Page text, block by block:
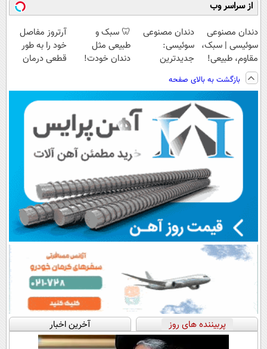
از سراسر وب
دندان مصنوعی
سوئیسی | سبک،
مقاوم، طبیعی!
ویزیت
رایگان+پرداخت
اقساطی😍
دندان مصنوعی
سوئیسی:
جدیدترین
سبک و مقاوم |
پرداخت قسطی
🦷 سبک و
طبیعی مثل
دندان خودت!
💳 📍 تهران
آرتروز مفاصل
خود را به طور
قطعی درمان
بازگشت به بالای صفحه
پربیننده های روز آخرین اخبار